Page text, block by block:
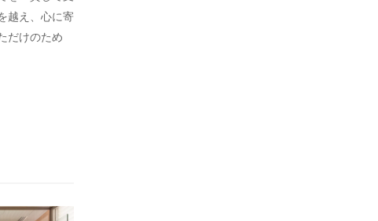
越え、心に寄
だけのため